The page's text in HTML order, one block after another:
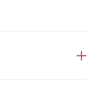
Deze subtiele